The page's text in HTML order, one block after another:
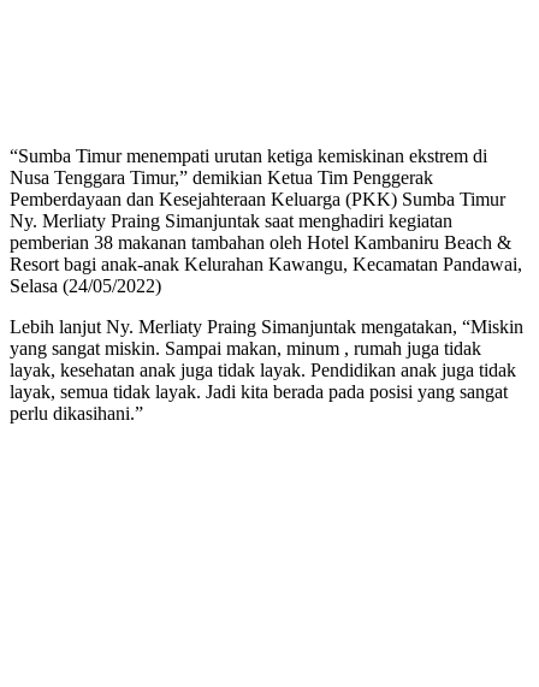
“Sumba Timur menempati urutan ketiga kemiskinan ekstrem di
Nusa Tenggara Timur,” demikian Ketua Tim Penggerak
Pemberdayaan dan Kesejahteraan Keluarga (PKK) Sumba Timur
Ny. Merliaty Praing Simanjuntak saat menghadiri kegiatan
pemberian 38 makanan tambahan oleh Hotel Kambaniru Beach &
Resort bagi anak-anak Kelurahan Kawangu, Kecamatan Pandawai,
Selasa (24/05/2022)
Lebih lanjut Ny. Merliaty Praing Simanjuntak mengatakan, “Miskin
yang sangat miskin. Sampai makan, minum , rumah juga tidak
layak, kesehatan anak juga tidak layak. Pendidikan anak juga tidak
layak, semua tidak layak. Jadi kita berada pada posisi yang sangat
perlu dikasihani.”